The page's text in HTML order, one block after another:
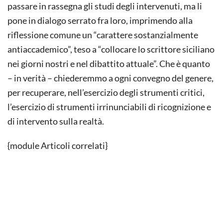
passare in rassegna gli studi degli intervenuti, ma li
pone in dialogo serrato fra loro, imprimendo alla
riflessione comune un “carattere sostanzialmente
antiaccademico”, teso a “collocare lo scrittore siciliano
nei giorni nostri e nel dibattito attuale”. Che è quanto
– in verità – chiederemmo a ogni convegno del genere,
per recuperare, nell’esercizio degli strumenti critici,
l’esercizio di strumenti irrinunciabili di ricognizione e
di intervento sulla realtà.
{module Articoli correlati}